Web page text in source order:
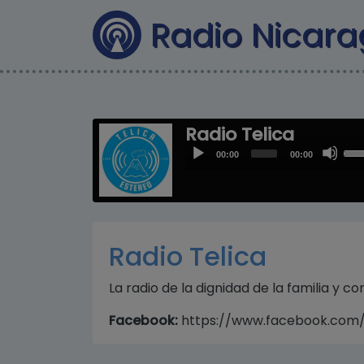
Radio
Radio Telica
Audio00:00 00:00
Radio Telica
La radio de la dignidad de la familia y
Facebook: https://